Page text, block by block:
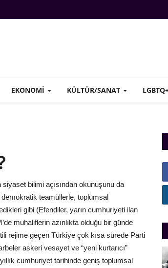
EKONOMI KÜLTÜR/SANAT
bilimi açısından okunuşunu da
teamüllerle, toplumsal
gibi (Efendiler, yarın cumhuriyeti ilan
muhaliflerin azınlıkta olduğu bir günde
rejime geçen Türkiye çok kısa sürede Parti
askeri vesayet ve “yeni kurtarıcı”
cumhuriyet tarihinde geniş toplumsal